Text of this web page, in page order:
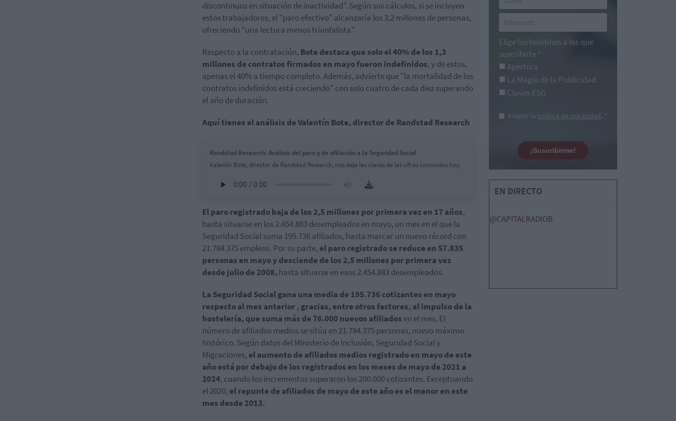
discontinuos en situación de inactividad". Según sus cálculos, si se incluyen
estos trabajadores, el "paro efectivo" alcanzaría los 3,2 millones de personas,
ofreciendo "una lectura menos triunfalista".
Respecto a la contratación, Bote destaca que solo el 40% de los 1,3
millones de contratos firmados en mayo fueron indefinidos, y de estos,
apenas el 40% a tiempo completo. Además, advierte que "la mortalidad de los
contratos indefinidos está creciendo" con solo cuatro de cada diez superando
el año de duración.
Aquí tienes el análisis de Valentín Bote, director de Randstad Research
Randstad Research: Análisis del paro y de afiliación a la Seguridad Social
Valentín Bote, director de Randstad Research, nos deja las claves de las cifras conocidas hoy.
El paro registrado baja de los 2,5 millones por primera vez en 17 años,
hasta situarse en los 2.454.883 desempleados en mayo, un mes en el que la
Seguridad Social suma 195.736 afiliados, hasta marcar un nuevo récord con
21.784.375 empleos. Por su parte, el paro registrado se reduce en 57.835
personas en mayo y desciende de los 2,5 millones por primera vez
desde julio de 2008, hasta situarse en esos 2.454.883 desempleados.
La Seguridad Social gana una media de 195.736 cotizantes en mayo
respecto al mes anterior , gracias, entre otros factores, al impulso de la
hostelería, que suma más de 76.000 nuevos afiliados en el mes. El
número de afiliados medios se sitúa en 21.784.375 personas, nuevo máximo
histórico. Según datos del Ministerio de Inclusión, Seguridad Social y
Migraciones, el aumento de afiliados medios registrado en mayo de este
año está por debajo de los registrados en los meses de mayo de 2021 a
2024, cuando los incrementos superaron los 200.000 cotizantes. Exceptuando
el 2020, el repunte de afiliados de mayo de este año es el menor en este
mes desde 2013.
Elige los boletines a los que
suscribirte *
Apertura
La Magia de la Publicidad
Claves ESG
Acepto la política de privacidad. *
¡Suscribirme!
EN DIRECTO
@CAPITALRADIOB